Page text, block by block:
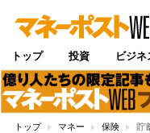
トップ 投資 ビジネ
トップ マネー 保険 貯